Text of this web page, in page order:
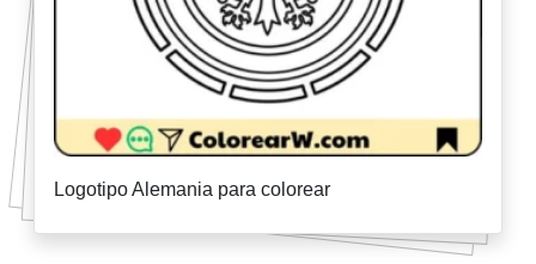
Logotipo Alemania para colorear